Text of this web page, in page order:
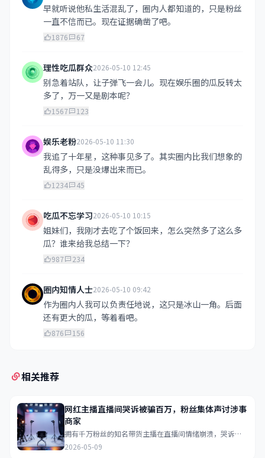
早就听说他私生活混乱了，圈内人都知道的，只是粉丝
一直不信而已。现在证据确凿了吧。
1876 67
理性吃瓜群众2026-05-10 12:45
别急着站队，让子弹飞一会儿。现在娱乐圈的瓜反转太
多了，万一又是剧本呢？
1567 123
娱乐老粉2026-05-10 11:30
我追了十年星，这种事见多了。其实圈内比我们想象的
乱得多，只是没爆出来而已。
1234 45
吃瓜不忘学习2026-05-10 10:15
姐妹们，我刚才去吃了个饭回来，怎么突然多了这么多
瓜？谁来给我总结一下？
987 234
圈内知情人士2026-05-10 09:42
作为圈内人我可以负责任地说，这只是冰山一角。后面
还有更大的瓜，等着看吧。
876 156
相关推荐
网红主播直播间哭诉被骗百万，粉丝集体声讨涉事
商家
拥有千万粉丝的知名带货主播在直播间情绪崩溃，哭诉被
合作商家骗取巨额保证金，粉丝在弹幕中集体刷起声讨口
号...
2026-05-09